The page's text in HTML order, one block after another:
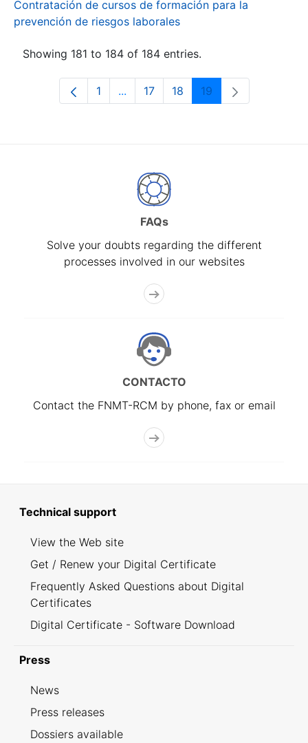
Contratación de cursos de formación para la
prevención de riesgos laborales
Showing 181 to 184 of 184 entries.
Page
1 ...Intermediate Pages Use TAB to
Page
17 Page
18 Page
19
FAQs
Solve your doubts regarding the different
processes involved in our websites
CONTACTO
Contact the FNMT-RCM by phone, fax or email
Technical support
View the Web site
Get / Renew your Digital Certificate
Frequently Asked Questions about Digital
Certificates
Digital Certificate - Software Download
Press
News
Press releases
Dossiers available